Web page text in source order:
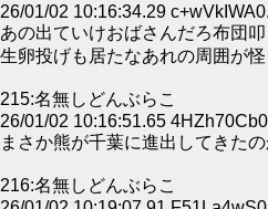
26/01/02 10:16:34.29
あの出ていけおばさんだろ布団
生卵投げも居たなあれの周囲が
215:名無しどんぶらこ
26/01/02 10:16:51.65
まさか熊が千葉に進出してきたの
216:名無しどんぶらこ